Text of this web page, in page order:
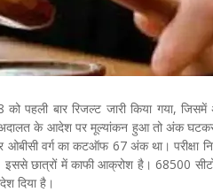
बार रिजल्ट जारी किया गया, जिसमें
अदालत के आदेश पर मूल्यांकन हुआ तो अंक
ओबीसी वर्ग का कटऑफ 67 अंक था। परीक्षा
इससे छात्रों में काफी आक्रोश है। 68500
दिया है।